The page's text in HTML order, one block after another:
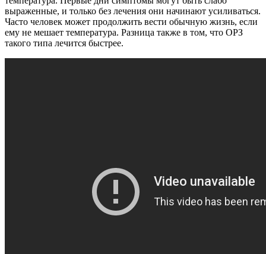
выраженные, и только без лечения они начинают усиливаться.
Часто человек может продолжить вести обычную жизнь, если
ему не мешает температура. Разница также в том, что ОРЗ
такого типа лечится быстрее.